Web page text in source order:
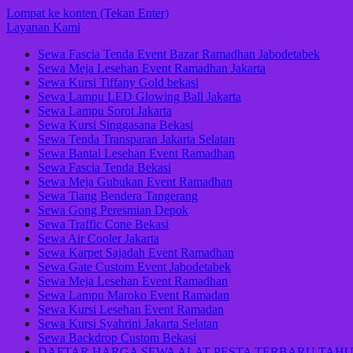
Lompat ke konten (Tekan Enter)
Layanan Kami
Sewa Fascia Tenda Event Bazar Ramadhan Jabodetabek
Sewa Meja Lesehan Event Ramadhan Jakarta
Sewa Kursi Tiffany Gold bekasi
Sewa Lampu LED Glowing Ball Jakarta
Sewa Lampu Sorot Jakarta
Sewa Kursi Singgasana Bekasi
Sewa Tenda Transparan Jakarta Selatan
Sewa Bantal Lesehan Event Ramadhan
Sewa Fascia Tenda Bekasi
Sewa Meja Gubukan Event Ramadhan
Sewa Tiang Bendera Tangerang
Sewa Gong Peresmian Depok
Sewa Traffic Cone Bekasi
Sewa Air Cooler Jakarta
Sewa Karpet Sajadah Event Ramadhan
Sewa Gate Custom Event Jabodetabek
Sewa Meja Lesehan Event Ramadhan
Sewa Lampu Maroko Event Ramadan
Sewa Kursi Lesehan Event Ramadan
Sewa Kursi Syahrini Jakarta Selatan
Sewa Backdrop Custom Bekasi